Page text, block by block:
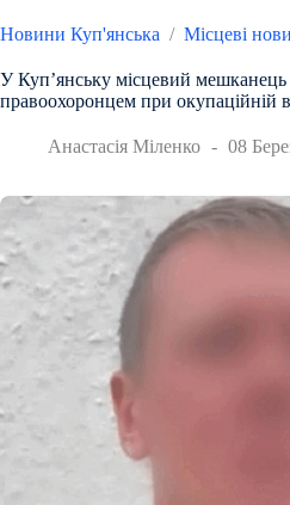
Новини Куп'янська / Місцеві
У Куп’янську місцевий
правоохоронцем при окупаційній
Анастасія Міленко 08